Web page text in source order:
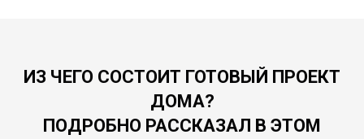
ИЗ ЧЕГО СОСТОИТ ГОТОВЫЙ ПРОЕКТ
ДОМА?
ПОДРОБНО РАССКАЗАЛ В ЭТОМ